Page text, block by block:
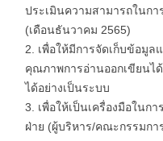
ประเมินความสามารถในก
(เดือนธันวาคม 2565)
เพื่อให้มีการจัดเก็บข้อมู
คุณภาพการอ่านออกเขียนไ
ได้อย่างเป็นระบบ
เพื่อให้เป็นเครื่องมือในก
ฝ่าย (ผู้บริหาร/คณะกรรมกา